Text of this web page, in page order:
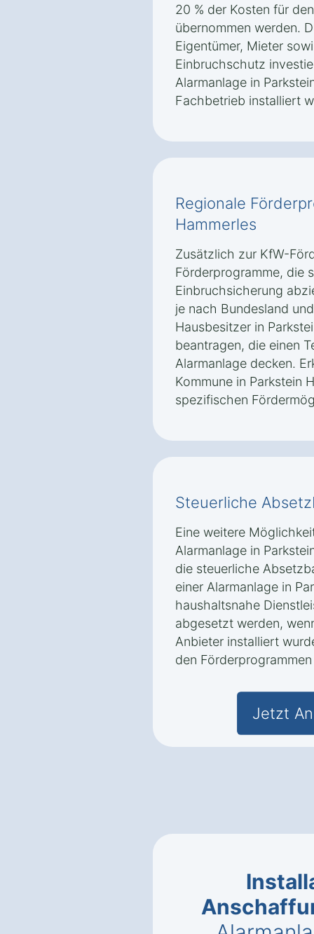
20 % der Kosten für
übernommen werden.
Eigentümer, Mieter
Einbruchschutz
Alarmanlage in
Fachbetrieb installiert
Regionale
Hammerles
Zusätzlich zur KfW-
Förderprogramme, die
Einbruchsicherung
je nach Bundesland
Hausbesitzer in
beantragen, die einen
Alarmanlage decken.
Kommune in Parkstein
spezifischen
Steuerliche
Eine weitere
Alarmanlage in
die steuerliche
einer Alarmanlage in
haushaltsnahe
abgesetzt werden,
Anbieter installiert
den
Jetzt